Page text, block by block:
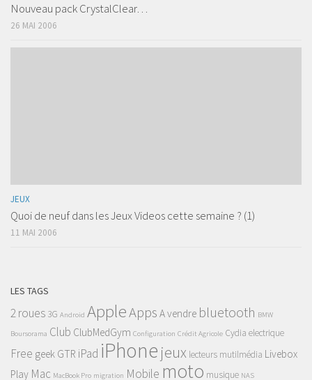
Nouveau pack CrystalClear…
26 MAI 2006
JEUX
Quoi de neuf dans les Jeux Videos cette semaine ? (1)
11 MAI 2006
LES TAGS
2 roues 3G Android AppleApps A vendre bluetooth BMW
Boursorama Club ClubMedGym Configuration Crédit Agricole Cydia electrique
Free geek GTR iPad iPhone jeux lecteurs mutilmédia Livebox
Play Mac MacBook Pro migration Mobile moto musique NAS